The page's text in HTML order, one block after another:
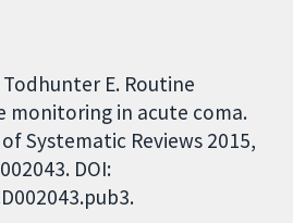
E. Routine
monitoring in acute coma.
Systematic Reviews 2015,
DOI: